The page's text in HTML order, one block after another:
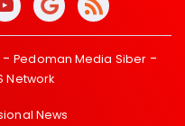
Pedoman Media Siber
Network
News